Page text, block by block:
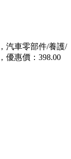
汽車零部件/養護/
優惠價：398.00